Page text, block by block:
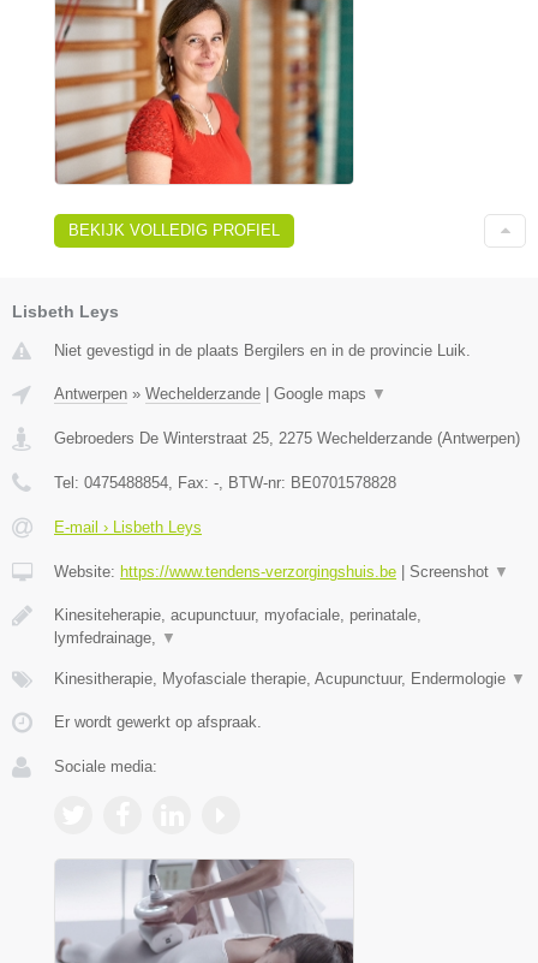
BEKIJK VOLLEDIG PROFIEL
Lisbeth Leys
Niet gevestigd in de plaats Bergilers en in de provincie Luik.
Antwerpen » Wechelderzande | Google maps ▼
Gebroeders De Winterstraat 25 2275 Wechelderzande (Antwerpen)
Tel: 0475488854 , Fax: - , BTW-nr: BE0701578828
E-mail › Lisbeth Leys
Website: https://www.tendens-verzorgingshuis.be | Screenshot ▼
Kinesiteherapie, acupunctuur, myofaciale, perinatale,
lymfedrainage,
▼
Kinesitherapie, Myofasciale therapie, Acupunctuur, Endermologie ▼
Er wordt gewerkt op afspraak.
Sociale media: